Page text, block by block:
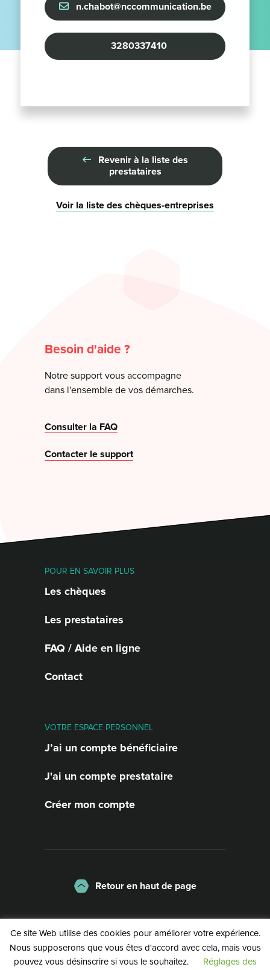
n.chabot@nccommunication.be
3280337410
Revenir à la liste des
prestataires
Voir la liste des chèques-entreprises
Besoin d'aide ?
Notre support vous accompagne
dans l'ensemble de vos démarches.
Consulter la FAQ
Contacter le support
POUR EN SAVOIR PLUS
Les chèques
Les prestataires
FAQ / Aide en ligne
Contact
VOTRE ESPACE PERSONNEL
J’ai un compte bénéficiaire
J'ai un compte prestataire
Créer mon compte
Retour en haut de page
La charte
Mentions légales
Politique de confidentialité
Ce site Web utilise des cookies pour améliorer votre expérience.
Nous supposerons que vous êtes d'accord avec cela, mais vous
pouvez vous désinscrire si vous le souhaitez.
Réglages des